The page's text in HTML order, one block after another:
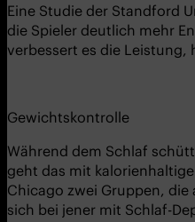
Eine Studie der Standford
die Spieler deutlich mehr
verbessert es die
Gewichtskontrolle
Während dem Schlaf
geht das mit
Chicago zwei Gruppen,
sich bei jener mit Schlaf-